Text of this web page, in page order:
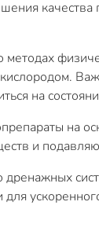
кислородом.
на
на
и
дренажных